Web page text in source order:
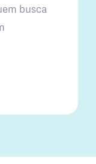
busca